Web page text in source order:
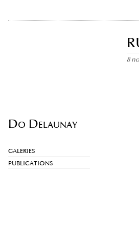
Do Delaunay
GALERIES
PUBLICATIONS
8